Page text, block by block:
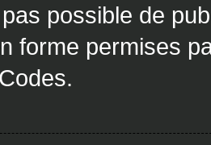
pas possible de
forme permises